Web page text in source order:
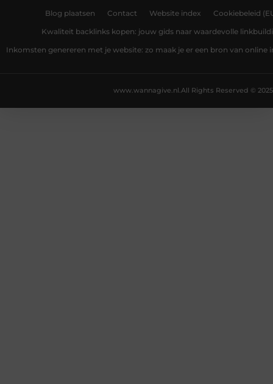
Blog plaatsen Contact Website index Cookiebeleid
Kwaliteit backlinks kopen: jouw gids naar waardevolle
Inkomsten genereren met je website: zo maak je er een bron van online
All Rights Reserved © 2025
www.wannagive.nl.